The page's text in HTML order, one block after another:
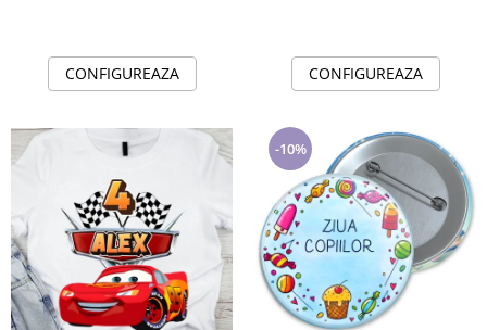
Pijamale
WINTER Collection
Incaltaminte
Pijamale de copii
Pijamale BIG SIZE femei
Cadouri ocazii speciale
Tricouri de craciun
CONFIGUREAZA CONFIGUREAZA
-10%